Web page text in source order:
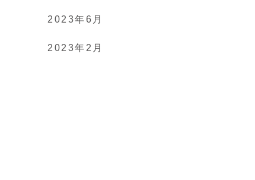
2023年6月
2023年2月